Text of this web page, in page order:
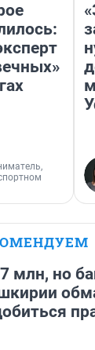
млн, но